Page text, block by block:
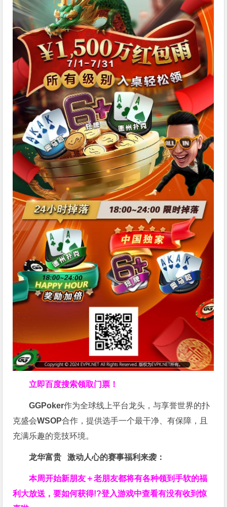
立即百度搜索领取门票！
GGPoker作为全球线上平台龙头，与享誉世界的扑
克盛会WSOP合作，提供选手一个最干净、有保障，且
充满乐趣的竞技环境。
龙华富贵 激动人心的赛事福利来袭：
本周开始新朋友＋老朋友都将有各种领到手软的福
利大放送，要如何获得!?登入游戏中查看有没有收到惊